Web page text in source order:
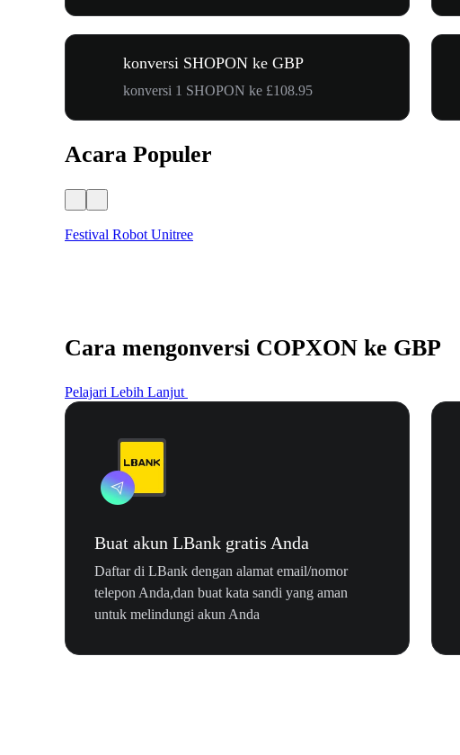
konversi SHOPON ke GBP
konversi 1 SHOPON ke £108.95
Acara Populer
Festival Robot Unitree
Cara mengonversi COPXON ke GBP
Pelajari Lebih Lanjut
Buat akun LBank gratis Anda
Daftar di LBank dengan alamat email/nomor
telepon Anda,dan buat kata sandi yang aman
untuk melindungi akun Anda